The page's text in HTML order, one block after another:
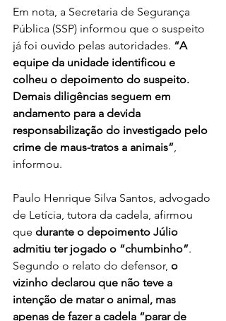
Em nota, a Secretaria de Segurança
Pública (SSP) informou que o suspeito
já foi ouvido pelas autoridades. “A
equipe da unidade identificou e
colheu o depoimento do suspeito.
Demais diligências seguem em
andamento para a devida
responsabilização do investigado pelo
crime de maus-tratos a animais”,
informou.
Paulo Henrique Silva Santos, advogado
de Letícia, tutora da cadela, afirmou
que durante o depoimento Júlio
admitiu ter jogado o “chumbinho”.
Segundo o relato do defensor, o
vizinho declarou que não teve a
intenção de matar o animal, mas
apenas de fazer a cadela “parar de